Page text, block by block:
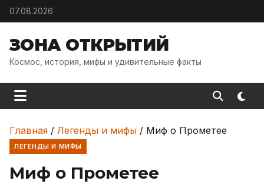
Skip to content
07.08.2026
ЗОНА ОТКРЫТИЙ
Космос, история, мифы и удивительные факты
Главная / Легенды и мифы / Миф о Прометее
ЛЕГЕНДЫ И МИФЫ
Миф о Прометее